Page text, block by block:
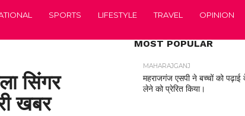
SPORTS LIFESTYLE TRAVEL OPINION
सिंगर
खबर
MOST POPULAR
MAHARAJGANJ
महराजगंज एसपी ने बच्चों को
लेने को प्रेरित किया।